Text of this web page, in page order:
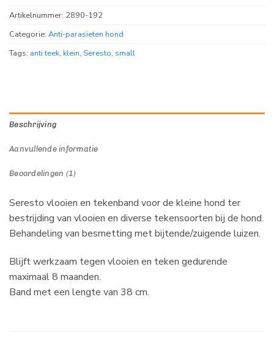
Artikelnummer: 2890-192
Categorie: Anti-parasieten hond
Tags: anti teek, klein, Seresto, small
Beschrijving
Aanvullende informatie
Beoordelingen (1)
Seresto vlooien en tekenband voor de kleine hond ter
bestrijding van vlooien en diverse tekensoorten bij de hond.
Behandeling van besmetting met bijtende/zuigende luizen.
Blijft werkzaam tegen vlooien en teken gedurende
maximaal 8 maanden.
Band met een lengte van 38 cm.